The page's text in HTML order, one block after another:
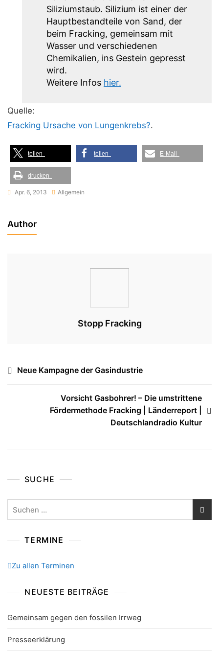
Siliziumstaub. Silizium ist einer der
Hauptbestandteile von Sand, der
beim Fracking, gemeinsam mit
Wasser und verschiedenen
Chemikalien, ins Gestein gepresst
wird.
Weitere Infos hier.
Quelle:
Fracking Ursache von Lungenkrebs?.
teilen teilen E-Mail
drucken
Apr. 6, 2013 Allgemein
Author
Stopp Fracking
Beitragsnavigation
Neue Kampagne der Gasindustrie
Vorsicht Gasbohrer! – Die umstrittene
Fördermethode Fracking | Länderreport |
Deutschlandradio Kultur
SUCHE
TERMINE
Zu allen Terminen
NEUESTE BEITRÄGE
Gemeinsam gegen den fossilen Irrweg
Presseerklärung